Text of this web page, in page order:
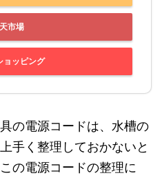
市場
ョッピング
の電源コードは、水槽の
手く整理しておかないと
の電源コードの整理に